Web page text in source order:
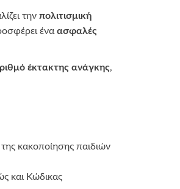
την πολιτισμική
ένα ασφαλές
έκτακτης ανάγκης,
κακοποίησης παιδιών
και Κώδικας